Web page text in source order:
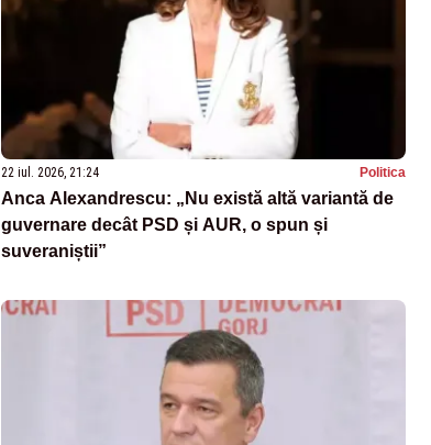
22 iul. 2026, 21:24 Politica
Anca Alexandrescu: „Nu există altă variantă de
guvernare decât PSD și AUR, o spun și
suveraniștii”